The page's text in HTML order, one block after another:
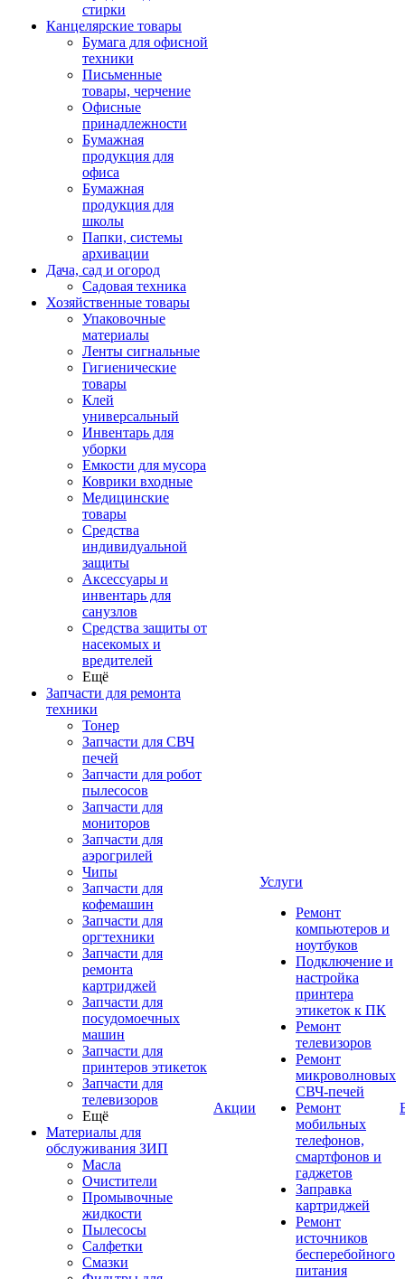
стирки
Канцелярские товары
Бумага для офисной
техники
Письменные
товары, черчение
Офисные
принадлежности
Бумажная
продукция для
офиса
Бумажная
продукция для
школы
Папки, системы
архивации
Дача, сад и огород
Садовая техника
Хозяйственные товары
Упаковочные
материалы
Ленты сигнальные
Гигиенические
товары
Клей
универсальный
Инвентарь для
уборки
Емкости для мусора
Коврики входные
Медицинские
товары
Средства
индивидуальной
защиты
Аксессуары и
инвентарь для
санузлов
Средства защиты от
насекомых и
вредителей
Ещё
Запчасти для ремонта
техники
Тонер
Запчасти для СВЧ
печей
Запчасти для робот
пылесосов
Запчасти для
мониторов
Запчасти для
аэрогрилей
Чипы
Запчасти для
кофемашин
Запчасти для
оргтехники
Запчасти для
ремонта
картриджей
Запчасти для
посудомоечных
машин
Запчасти для
принтеров этикеток
Запчасти для
телевизоров
Ещё
Материалы для
обслуживания ЗИП
Масла
Очистители
Промывочные
жидкости
Пылесосы
Салфетки
Смазки
Акции
Услуги
Ремонт
компьютеров и
ноутбуков
Подключение и
настройка
принтера
этикеток к ПК
Ремонт
телевизоров
Ремонт
микроволновых
СВЧ-печей
Ремонт
мобильных
телефонов,
смартфонов и
гаджетов
Заправка
картриджей
Ремонт
источников
бесперебойного
питания